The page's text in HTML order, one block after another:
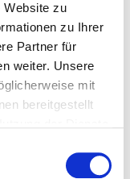
Website zu
zu Ihrer
Partner für
weiter. Unsere
mit
bereitgestellt